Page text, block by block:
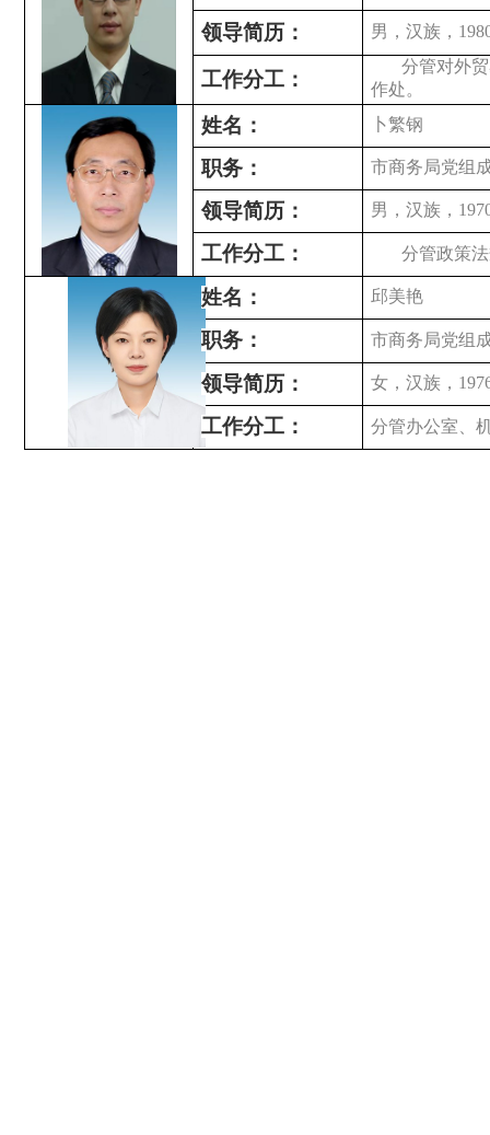
领导简历： 男，汉族，
工作分工：
分管对外
作处。
姓名： 卜繁钢
职务： 市商务局党组
领导简历： 男，汉族，19
工作分工： 分管政策
姓名： 邱美艳
职务： 市商务局党组
领导简历： 女，汉族，
工作分工： 分管办公室、